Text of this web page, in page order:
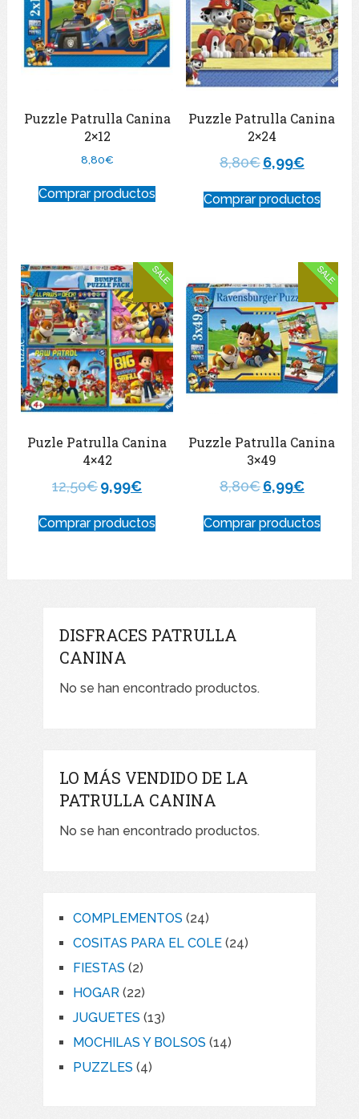
Puzzle Patrulla Canina
2×12
8,80€
Comprar productos
Puzzle Patrulla Canina
2×24
8,80€6,99€
Comprar productos
Puzle Patrulla Canina
4×42
12,50€9,99€
Comprar productos
Puzzle Patrulla Canina
3×49
8,80€6,99€
Comprar productos
DISFRACES PATRULLA
CANINA
No se han encontrado productos.
LO MÁS VENDIDO DE LA
PATRULLA CANINA
No se han encontrado productos.
COMPLEMENTOS 24
COSITAS PARA EL COLE 24
FIESTAS 2
HOGAR 22
JUGUETES 13
MOCHILAS Y BOLSOS 14
PUZZLES 4